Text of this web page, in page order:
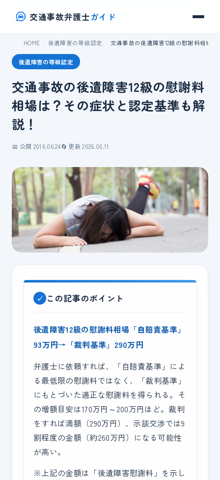
交通事故弁護士ガイド
HOME 後遺障害の等級認定 交通事故の後遺障害12級の慰謝料相場
後遺障害の等級認定
交通事故の後遺障害12級の慰謝料
相場は？その症状と認定基準も解
説！
📅 公開 2016.06.24🔄 更新 2026.06.11
この記事のポイント
後遺障害12級の慰謝料相場「自賠責基準」
93万円→「裁判基準」290万円
弁護士に依頼すれば、「自賠責基準」によ
る最低限の慰謝料ではなく、「裁判基準」
にもとづいた適正な慰謝料を得られる。そ
の増額目安は170万円～200万円ほど。裁判
をすれば満額（290万円）、示談交渉では9
割程度の金額（約260万円）になる可能性
が高い。
※上記の金額は「後遺障害慰謝料」を示し